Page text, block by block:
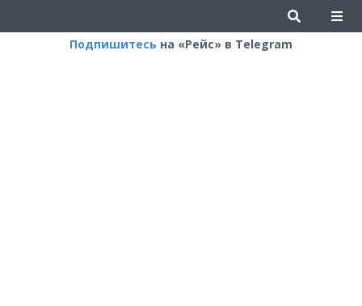
Подпишитесь на «Рейс» в Telegram